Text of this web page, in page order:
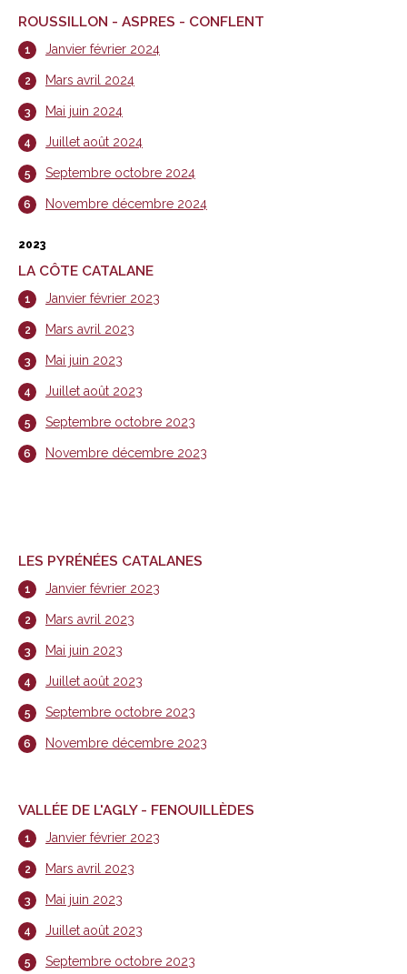
ROUSSILLON - ASPRES - CONFLENT
Janvier février 2024
Mars avril 2024
Mai juin 2024
Juillet août 2024
Septembre octobre 2024
Novembre décembre 2024
2023
LA CÔTE CATALANE
Janvier février 2023
Mars avril 2023
Mai juin 2023
Juillet août 2023
Septembre octobre 2023
Novembre décembre 2023
LES PYRÉNÉES CATALANES
Janvier février 2023
Mars avril 2023
Mai juin 2023
Juillet août 2023
Septembre octobre 2023
Novembre décembre 2023
VALLÉE DE L'AGLY - FENOUILLÈDES
Janvier février 2023
Mars avril 2023
Mai juin 2023
Juillet août 2023
Septembre octobre 2023